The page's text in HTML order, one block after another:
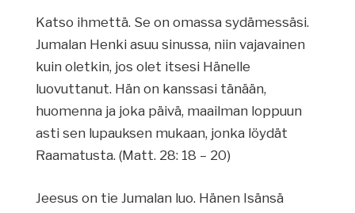
Katso ihmettä. Se on omassa sydämessäsi.
Jumalan Henki asuu sinussa, niin vajavainen
kuin oletkin, jos olet itsesi Hänelle
luovuttanut. Hän on kanssasi tänään,
huomenna ja joka päivä, maailman loppuun
asti sen lupauksen mukaan, jonka löydät
Raamatusta. (Matt. 28: 18 – 20)
Jeesus on tie Jumalan luo. Hänen Isänsä